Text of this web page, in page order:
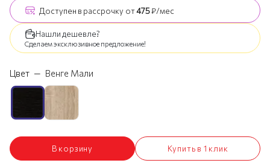
Доступен в рассрочку от475₽/мес
Нашли дешевле?
Сделаем эксклюзивное предложение!
Цвет — Венге Мали
В корзину Купить в 1 клик